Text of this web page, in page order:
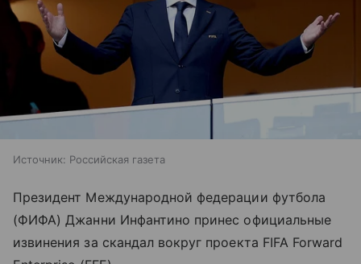
Источник: Российская газета
Президент Международной федерации футбола
(ФИФА) Джанни Инфантино принес официальные
извинения за скандал вокруг проекта FIFA Forward